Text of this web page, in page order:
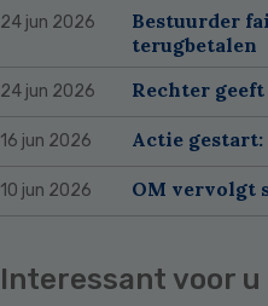
24 jun 2026
Bestuurder
terugbetalen
24 jun 2026 Rechter
16 jun 2026 Actie gestart:
10 jun 2026 OM vervolgt
Interessant voor u